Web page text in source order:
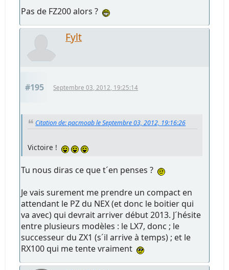
Pas de FZ200 alors ?
Fylt
#195 Septembre 03, 2012, 19:25:14
Citation de: pacmoab le Septembre 03, 2012, 19:16:26
Victoire !
Tu nous diras ce que t´en penses ?
Je vais surement me prendre un compact en
attendant le PZ du NEX (et donc le boitier qui
va avec) qui devrait arriver début 2013. J´hésite
entre plusieurs modèles : le LX7, donc ; le
successeur du ZX1 (s´il arrive à temps) ; et le
RX100 qui me tente vraiment